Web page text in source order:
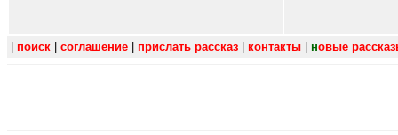
поиск соглашение прислать рассказ контакты новые